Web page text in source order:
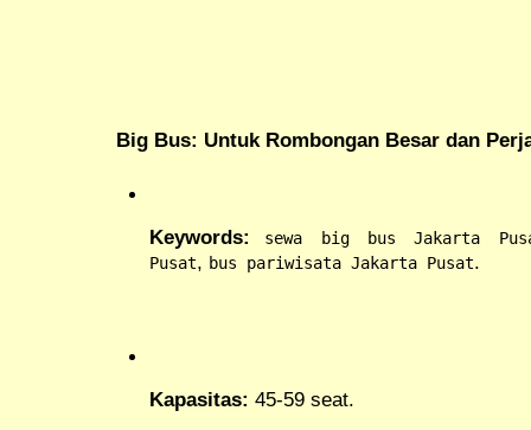
Big Bus: Untuk Rombongan Besar dan
Keywords:
sewa big bus Jakarta
Pusat, bus pariwisata Jakarta Pusat.
Kapasitas: 45-59 seat.